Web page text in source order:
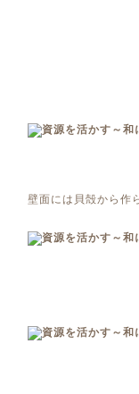
壁面には貝殻から作